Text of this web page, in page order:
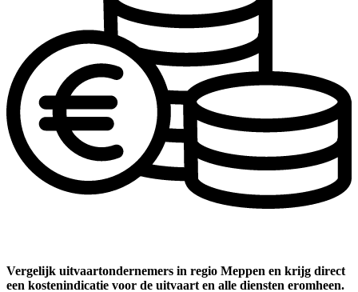
Vergelijk uitvaartondernemers in regio Meppen en krijg direct
een kostenindicatie voor de uitvaart en alle diensten eromheen.